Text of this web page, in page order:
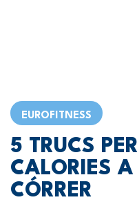
EUROFITNESS
5 TRUCS
CALORIES
CÓRRER